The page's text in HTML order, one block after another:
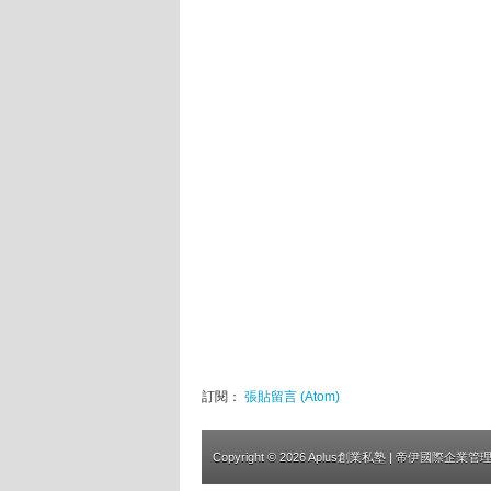
訂閱： 張貼留言 (Atom)
Copyright © 2026Aplus創業私塾 | 帝伊國際企業管